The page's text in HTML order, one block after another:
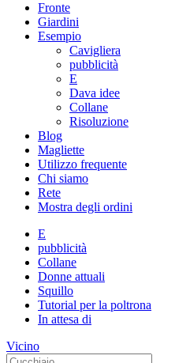
Fronte
Giardini
Esempio
Cavigliera
pubblicità
E
Dava idee
Collane
Risoluzione
Blog
Magliette
Utilizzo frequente
Chi siamo
Rete
Mostra degli ordini
E
pubblicità
Collane
Donne attuali
Squillo
Tutorial per la poltrona
In attesa di
Vicino